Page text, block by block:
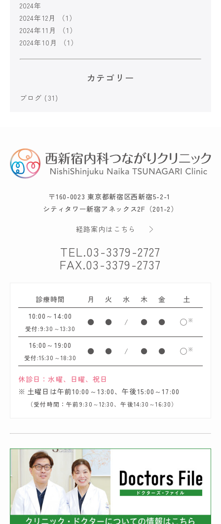
2024年
2024年12月
（1）
2024年11月
（1）
2024年10月
（1）
カテゴリー
ブログ (31)
〒160-0023 東京都新宿区西新宿5-2-1
シティタワー新宿アネックス2F（201-2）
経路案内はこちら
TEL.03-3379-2727
FAX.03-3379-2737
診療時間 月 火 水 木 金
土
10:00～14:00
受付:9:30～13:30
● ● / ● ● ◯ ※
16:00～19:00
受付:15:30～18:30
● ● / ● ● ◯ ※
休診日：水曜、日曜、祝日
土曜日は午前10:00～13:00、午後15:00～17:00
（受付時間：午前9:30～12:30、午後14:30～16:30）